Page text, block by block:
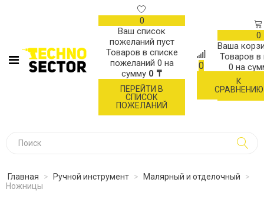
0
Ваш список
пожеланий пуст
Товаров в списке
пожеланий 0 на
сумму 0 ₸
ПЕРЕЙТИ В
СПИСОК
ПОЖЕЛАНИЙ
0
К
СРАВНЕНИЮ
0
Ваша
Товаров в
0 на
Главная > Ручной инструмент > Малярный и отделочный
>
Ножницы